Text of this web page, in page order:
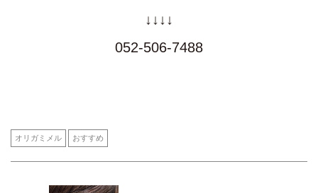
↓↓↓↓
052-506-7488
オリガミメル おすすめ